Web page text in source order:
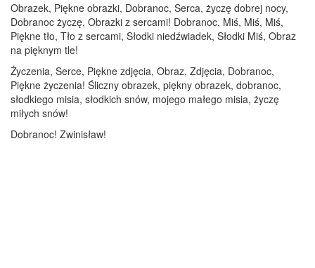
Obrazek, Piękne obrazki, Dobranoc, Serca, życzę dobrej nocy,
Dobranoc życzę, Obrazki z sercami! Dobranoc, Miś, Miś, Miś,
Piękne tło, Tło z sercami, Słodki niedźwiadek, Słodki Miś, Obraz
na pięknym tle!
Życzenia, Serce, Piękne zdjęcia, Obraz, Zdjęcia, Dobranoc,
Piękne życzenia! Śliczny obrazek, piękny obrazek, dobranoc,
słodkiego misia, słodkich snów, mojego małego misia, życzę
miłych snów!
Dobranoc! Zwinisław!